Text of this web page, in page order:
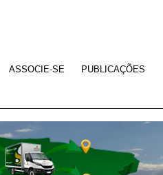
ASSOCIE-SE PUBLICAÇÕES